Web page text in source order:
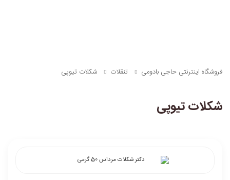
فروشگاه اینترنتی حاجی بادومی تنقلات شکلات تیوپی
شکلات تیوپی